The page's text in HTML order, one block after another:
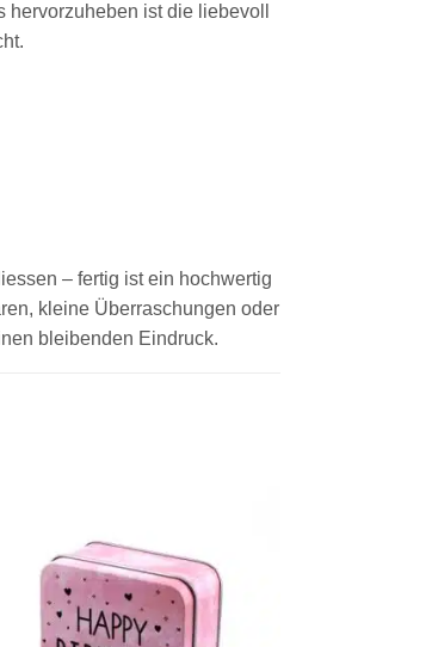
ist die liebevoll
– fertig ist ein hochwertig
kleine Überraschungen oder
bleibenden Eindruck.